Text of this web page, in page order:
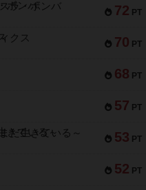
72 PT
ラ・ボンバ
70 PT
クス
68 PT
57 PT
53 PT
だ生きている～
52 PT